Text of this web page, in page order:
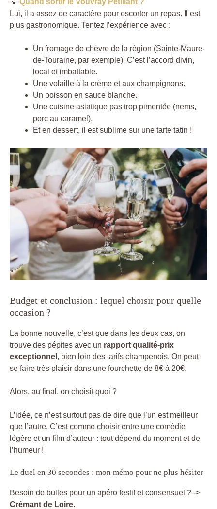
Lui, il a assez de caractère pour escorter un repas. Il est
plus gastronomique. Tentez l’expérience avec :
Un fromage de chèvre de la région (Sainte-Maure-
de-Touraine, par exemple). C’est l’accord divin,
local et imbattable.
Une volaille à la crème et aux champignons.
Un poisson en sauce blanche.
Une cuisine asiatique pas trop pimentée (nems,
porc au caramel).
Et en dessert, il est sublime sur une tarte tatin !
Budget et conclusion : lequel choisir pour quelle
occasion ?
La bonne nouvelle, c’est que dans les deux cas, on
trouve des pépites avec un rapport qualité-prix
exceptionnel , bien loin des tarifs champenois. On peut
se faire très plaisir dans une fourchette de 8€ à 20€.
Alors, au final, on choisit quoi ?
L’idée, ce n’est surtout pas de dire que l’un est meilleur
que l’autre. C’est comme choisir entre une comédie
légère et un film d’auteur : tout dépend du moment et de
l’humeur !
Le duel en 30 secondes : mon mémo pour ne plus hésiter
Besoin de bulles pour un apéro festif et consensuel ? ->
Crémant de Loire.